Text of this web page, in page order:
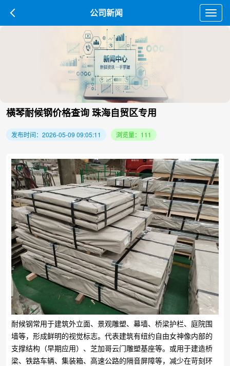
公司新闻
横琴耐候钢价格查询 珠海自贸区专用
发布时间：2026-05-09 09:05:11 浏览量：111
耐候钢常用于建筑外立面、景观雕塑、幕墙、桥梁护栏、庭院围
墙等，形成鲜明的视觉标志。代表建筑有纽约自由女神像内部的
支撑结构（早期应用）、芝加哥云门雕塑基座等。或用于建造桥
梁、铁路车辆、集装箱、高速公路的隔音屏障等，减少在苛刻环